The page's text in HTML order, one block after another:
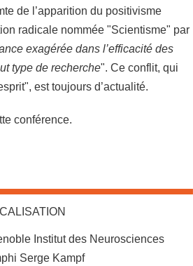
de l’apparition du positivisme
radicale nommée "Scientisme" par
exagérée dans l’efficacité des
type de recherche". Ce conflit, qui
est toujours d’actualité.
conférence.
lieu
Institut des Neurosciences
Serge Kampf